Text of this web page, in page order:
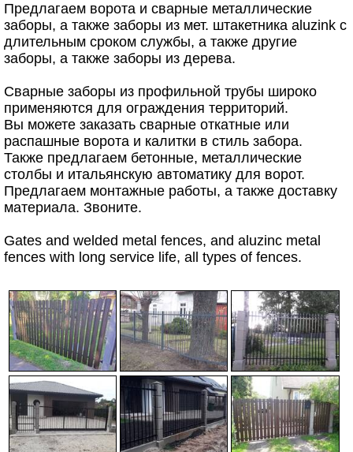
Предлагаем ворота и сварные металлические
заборы, а также заборы из мет. штакетника aluzink с
длительным сроком службы, а также другие
заборы, а также заборы из дерева.
Сварные заборы из профильной трубы широко
применяются для ограждения территорий.
Вы можете заказать сварные откатные или
распашные ворота и калитки в стиль забора.
Также предлагаем бетонные, металлические
столбы и итальянскую автоматику для ворот.
Предлагаем монтажные работы, а также доставку
материала. Звоните.
Gates and welded metal fences, and aluzinc metal
fences with long service life, all types of fences.